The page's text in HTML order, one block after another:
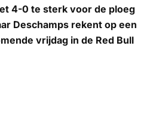
4-0 te sterk voor de ploeg
Deschamps rekent op een
vrijdag in de Red Bull